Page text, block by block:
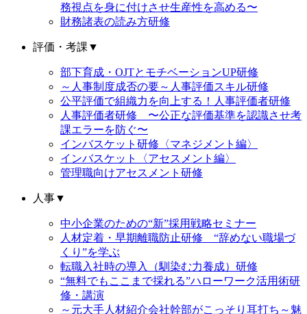
務視点を身に付けさせ生産性を高める〜
財務諸表の読み方研修
評価・考課 ▼
部下育成・OJTとモチベーションUP研修
～人事制度成否の要～人事評価スキル研修
公平評価で組織力を向上する！人事評価者研修
人事評価者研修 〜公正な評価基準を認識させ考
課エラーを防ぐ〜
インバスケット研修〈マネジメント編〉
インバスケット〈アセスメント編〉
管理職向けアセスメント研修
人事▼
中小企業のための“新”採用戦略セミナー
人材定着・早期離職防止研修 “辞めない職場づ
くり”を学ぶ
転職入社時の導入（馴染む力養成）研修
“無料でもここまで採れる”ハローワーク活用術研
修・講演
～元大手人材紹介会社幹部がこっそり耳打ち～魅